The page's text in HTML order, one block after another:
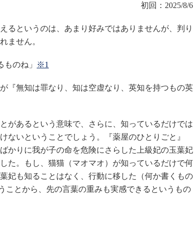
初回：2025/8/6
というのは、あまり好みではありませんが、判り
ません。
のね」 ※1
無知は罪なり、知は空虚なり、英知を持つもの英
あるという意味で、さらに、知っているだけでは
ないということでしょう。『薬屋のひとりごと』
かりに我が子の命を危険にさらした上級妃の玉葉妃
た。もし、猫猫（マオマオ）が知っているだけで何
妃も知ることはなく、行動に移した（何か書くもの
ことから、先の言葉の重みも実感できるというもの